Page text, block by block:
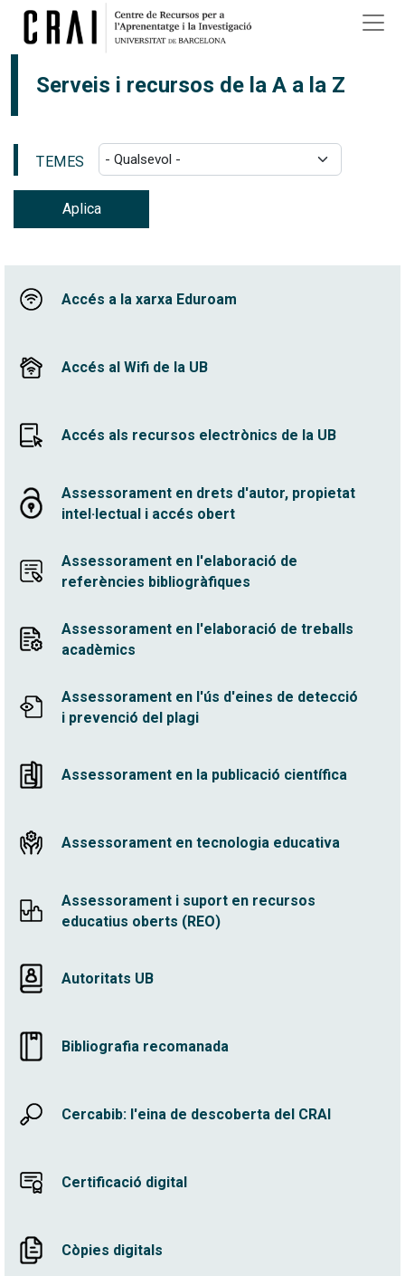
Vés al contingut
Serveis i recursos de la A a la Z
TEMES
Aplica
Accés a la xarxa Eduroam
Accés al Wifi de la UB
Accés als recursos electrònics de la UB
Assessorament en drets d'autor, propietat
intel·lectual i accés obert
Assessorament en l'elaboració de
referències bibliogràfiques
Assessorament en l'elaboració de treballs
acadèmics
Assessorament en l'ús d'eines de detecció
i prevenció del plagi
Assessorament en la publicació científica
Assessorament en tecnologia educativa
Assessorament i suport en recursos
educatius oberts (REO)
Autoritats UB
Bibliografia recomanada
Cercabib: l'eina de descoberta del CRAI
Certificació digital
Còpies digitals